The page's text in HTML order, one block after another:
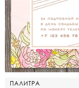
ПАЛИТРА